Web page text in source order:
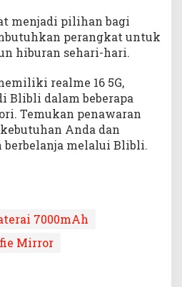
menjadi pilihan bagi
perangkat untuk
hiburan sehari-hari.
realme 16 5G,
Blibli dalam beberapa
Temukan penawaran
Anda dan
melalui Blibli.
7000mAh
Mirror